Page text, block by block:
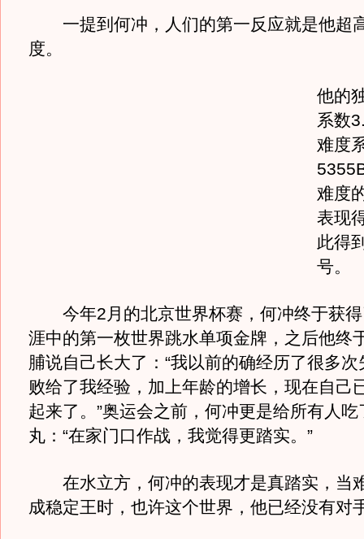
一提到何冲，人们的第一反应就是他超
度。
他的
系数
难度
难度
表现
此得
号。
今年2月的北京世界杯赛，何冲终于获得
涯中的第一枚世界跳水单项金牌，之后他终
脯说自己长大了：“我以前的确经历了很多
败给了我经验，加上年龄的增长，现在自己
起来了。”奥运会之前，何冲更是给所有人吃
丸：“在家门口作战，我觉得更踏实。”
在水立方，何冲的表现才是真踏实，当
成稳定王时，也许这个世界，他已经没有对